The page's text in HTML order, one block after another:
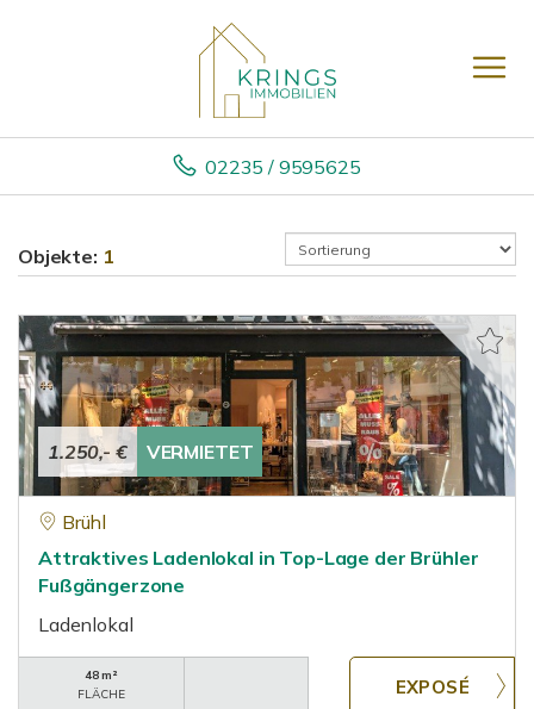
02235 / 9595625
Objekte: 1
1.250,- € VERMIETET
Brühl
Attraktives Ladenlokal in Top-Lage der Brühler
Fußgängerzone
Ladenlokal
48 m²
FLÄCHE